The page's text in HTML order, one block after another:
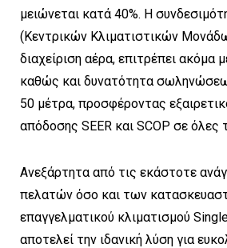
μειώνεται κατά 40%. Η
(Κεντρικών Κλιματιστικών
διαχείριση αέρα, επιτρέπει ακόμα
καθώς και δυνατότητα
50 μέτρα, προσφέροντας
απόδοσης SEER και SCOP σε όλες
Ανεξάρτητα από τις εκάστοτε
πελατών όσο και των
επαγγελματικού κλιματισμού
αποτελεί την ιδανική λύση για